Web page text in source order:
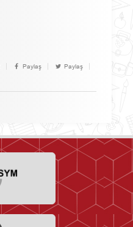
Paylaş
Paylaş